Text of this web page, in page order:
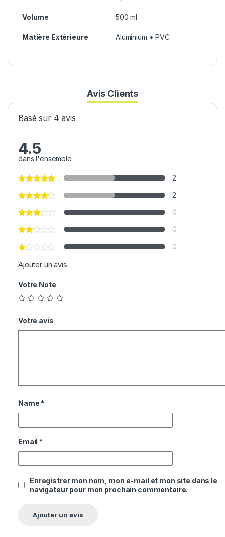
Volume 500 ml
Matière Extérieure Aluminium + PVC
Avis Clients
Basé sur 4 avis
4.5
dans l'ensemble
2
2
0
0
0
Ajouter un avis
Votre Note
Votre avis
Name *
Email *
Enregistrer mon nom, mon e-mail et mon site dans le
navigateur pour mon prochain commentaire.